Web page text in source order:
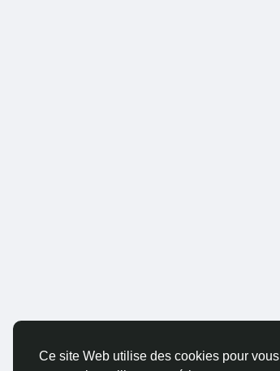
Ce site Web utilise des cookies pour vous